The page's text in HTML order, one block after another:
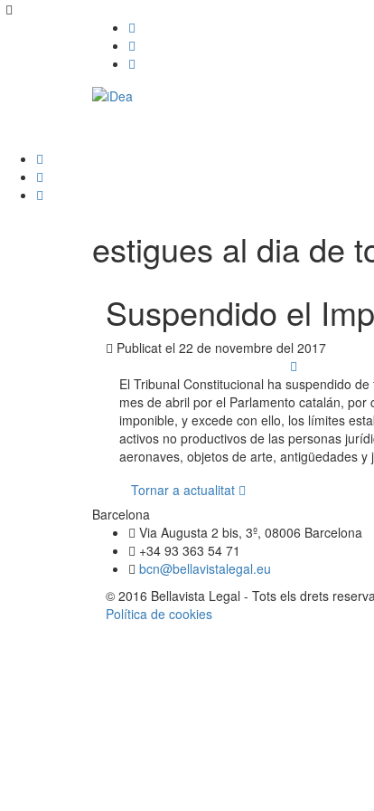
estigues al dia de
Suspendido el
Publicat el 22 de novembre del 2017
El Tribunal Constitucional ha suspendido
mes de abril por el Parlamento catalán,
imponible, y excede con ello, los límites
activos no productivos de las personas
aeronaves, objetos de arte, antigüedades y
Tornar a actualitat
Barcelona
Via Augusta 2 bis, 3º, 08006 Barcelona
+34 93 363 54 71
bcn@bellavistalegal.eu
© 2016 Bellavista Legal - Tots els drets
Política de cookies